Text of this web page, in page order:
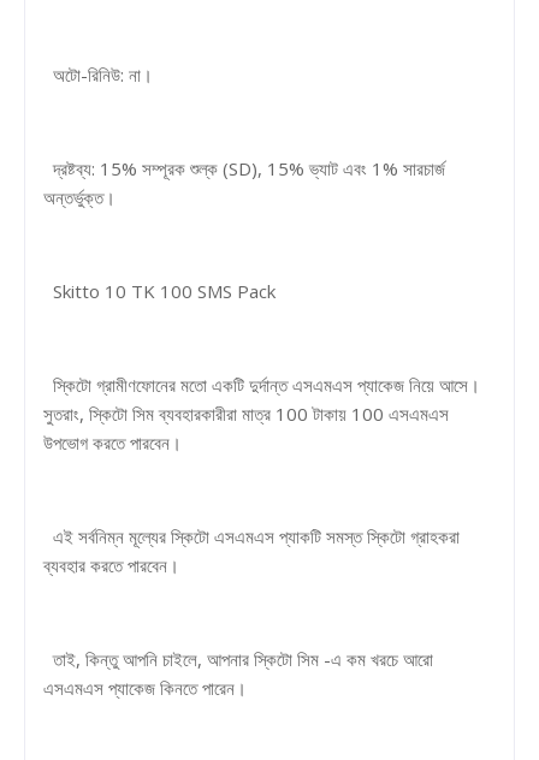
অটো-রিনিউ: না।
দ্রষ্টব্য: 15% সম্পূরক শুল্ক (SD), 15% ভ্যাট এবং 1% সারচার্জ
অন্তর্ভুক্ত।
Skitto 10 TK 100 SMS Pack
স্কিটো গ্রামীণফোনের মতো একটি দুর্দান্ত এসএমএস প্যাকেজ নিয়ে আসে।
সুতরাং, স্কিটো সিম ব্যবহারকারীরা মাত্র 100 টাকায় 100 এসএমএস
উপভোগ করতে পারবেন।
এই সর্বনিম্ন মূল্যের স্কিটো এসএমএস প্যাকটি সমস্ত স্কিটো গ্রাহকরা
ব্যবহার করতে পারবেন।
তাই, কিন্তু আপনি চাইলে, আপনার স্কিটো সিম -এ কম খরচে আরো
এসএমএস প্যাকেজ কিনতে পারেন।